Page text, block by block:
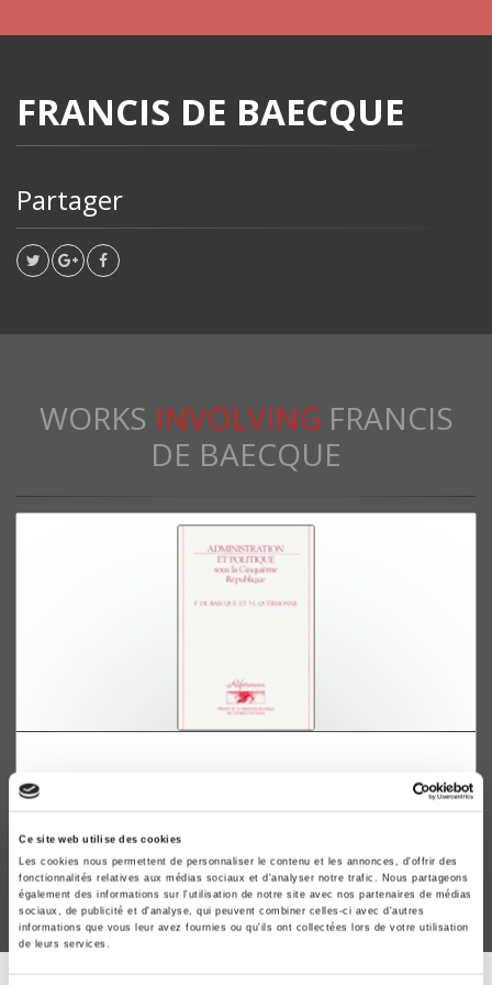
Ce site web utilise des cookies
Les cookies nous permettent de personnaliser le contenu et les annonces, d'offrir des
fonctionnalités relatives aux médias sociaux et d'analyser notre trafic. Nous partageons
également des informations sur l'utilisation de notre site avec nos partenaires de médias
sociaux, de publicité et d'analyse, qui peuvent combiner celles-ci avec d'autres
informations que vous leur avez fournies ou qu'ils ont collectées lors de votre utilisation
de leurs services.
FRANCIS DE BAECQUE
Partager
WORKS INVOLVING FRANCIS
DE BAECQUE
République
Francis de Baecque, Jean-Louis Quermonne